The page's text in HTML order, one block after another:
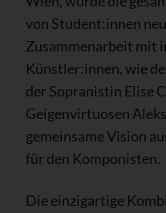
von Student:innen
Zusammenarbeit mit
Künstler:innen, wie
der Sopranistin Elise
Geigenvirtuosen
gemeinsame Vision
für den Komponisten.
Die einzigartige